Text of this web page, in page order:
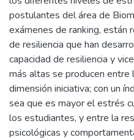
postulantes del área de
exámenes de ranking, están
de resiliencia que han
capacidad de resiliencia y
más altas se producen entre
dimensión iniciativa; con un
sea que es mayor el estrés
los estudiantes, y entre la
psicológicas y